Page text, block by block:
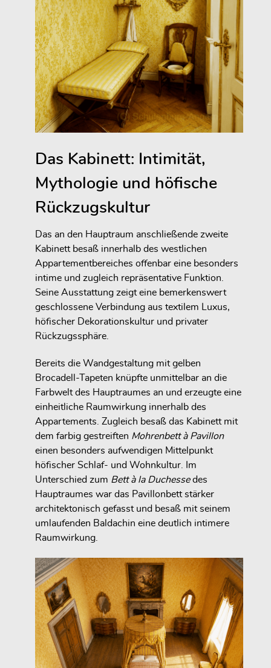
Das Kabinett: Intimität,
Mythologie und höfische
Rückzugskultur
Das an den Hauptraum anschließende zweite
Kabinett besaß innerhalb des westlichen
Appartementbereiches offenbar eine besonders
intime und zugleich repräsentative Funktion.
Seine Ausstattung zeigt eine bemerkenswert
geschlossene Verbindung aus textilem Luxus,
höfischer Dekorationskultur und privater
Rückzugssphäre.
Bereits die Wandgestaltung mit gelben
Brocadell-Tapeten knüpfte unmittelbar an die
Farbwelt des Hauptraumes an und erzeugte eine
einheitliche Raumwirkung innerhalb des
Appartements. Zugleich besaß das Kabinett mit
dem farbig gestreiften Mohrenbett à Pavillon
einen besonders aufwendigen Mittelpunkt
höfischer Schlaf- und Wohnkultur. Im
Unterschied zum Bett à la Duchessedes
Hauptraumes war das Pavillonbett stärker
architektonisch gefasst und besaß mit seinem
umlaufenden Baldachin eine deutlich intimere
Raumwirkung.